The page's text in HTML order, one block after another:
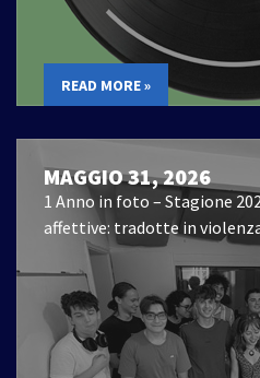
READ MORE »
MAGGIO 31, 2026
1 Anno in foto – Stagione
affettive: tradotte in